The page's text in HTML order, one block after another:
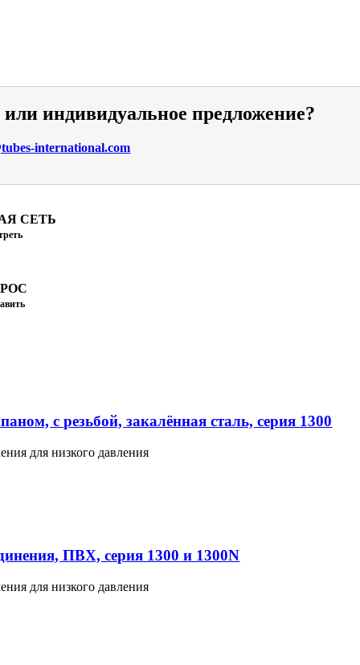
индивидуальное предложение?
international.com
СЕТЬ
с резьбой, закалённая сталь, серия 1300
для низкого давления
ПВХ, серия 1300 и 1300N
для низкого давления